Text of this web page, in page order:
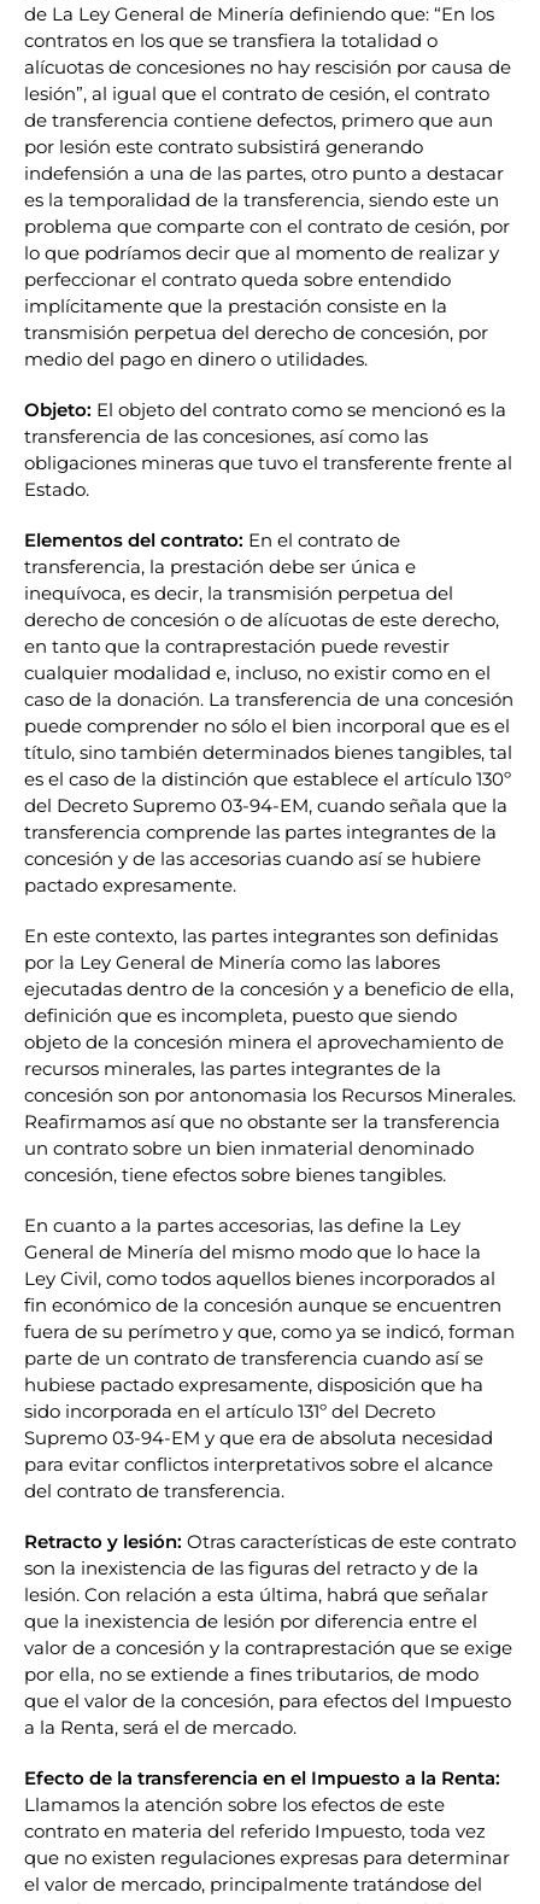
de La Ley General de Minería definiendo que: “En los
contratos en los que se transfiera la totalidad o
alícuotas de concesiones no hay rescisión por causa de
lesión”, al igual que el contrato de cesión, el contrato
de transferencia contiene defectos, primero que aun
por lesión este contrato subsistirá generando
indefensión a una de las partes, otro punto a destacar
es la temporalidad de la transferencia, siendo este un
problema que comparte con el contrato de cesión, por
lo que podríamos decir que al momento de realizar y
perfeccionar el contrato queda sobre entendido
implícitamente que la prestación consiste en la
transmisión perpetua del derecho de concesión, por
medio del pago en dinero o utilidades.
Objeto: El objeto del contrato como se mencionó es la
transferencia de las concesiones, así como las
obligaciones mineras que tuvo el transferente frente al
Estado.
Elementos del contrato: En el contrato de
transferencia, la prestación debe ser única e
inequívoca, es decir, la transmisión perpetua del
derecho de concesión o de alícuotas de este derecho,
en tanto que la contraprestación puede revestir
cualquier modalidad e, incluso, no existir como en el
caso de la donación. La transferencia de una concesión
puede comprender no sólo el bien incorporal que es el
título, sino también determinados bienes tangibles, tal
es el caso de la distinción que establece el artículo 130º
del Decreto Supremo 03-94-EM, cuando señala que la
transferencia comprende las partes integrantes de la
concesión y de las accesorias cuando así se hubiere
pactado expresamente.
En este contexto, las partes integrantes son definidas
por la Ley General de Minería como las labores
ejecutadas dentro de la concesión y a beneficio de ella,
definición que es incompleta, puesto que siendo
objeto de la concesión minera el aprovechamiento de
recursos minerales, las partes integrantes de la
concesión son por antonomasia los Recursos Minerales.
Reafirmamos así que no obstante ser la transferencia
un contrato sobre un bien inmaterial denominado
concesión, tiene efectos sobre bienes tangibles.
En cuanto a la partes accesorias, las define la Ley
General de Minería del mismo modo que lo hace la
Ley Civil, como todos aquellos bienes incorporados al
fin económico de la concesión aunque se encuentren
fuera de su perímetro y que, como ya se indicó, forman
parte de un contrato de transferencia cuando así se
hubiese pactado expresamente, disposición que ha
sido incorporada en el artículo 131º del Decreto
Supremo 03-94-EM y que era de absoluta necesidad
para evitar conflictos interpretativos sobre el alcance
del contrato de transferencia.
Retracto y lesión: Otras características de este contrato
son la inexistencia de las figuras del retracto y de la
lesión. Con relación a esta última, habrá que señalar
que la inexistencia de lesión por diferencia entre el
valor de a concesión y la contraprestación que se exige
por ella, no se extiende a fines tributarios, de modo
que el valor de la concesión, para efectos del Impuesto
a la Renta, será el de mercado.
Efecto de la transferencia en el Impuesto a la Renta:
Llamamos la atención sobre los efectos de este
contrato en materia del referido Impuesto, toda vez
que no existen regulaciones expresas para determinar
el valor de mercado, principalmente tratándose del